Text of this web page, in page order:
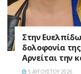
Στην
δολοφονία
Αρνείται την
5 ΑΥΓΟΎΣΤΟΥ 2026